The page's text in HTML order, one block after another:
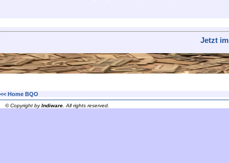
Jetzt
<< Home BQO
© Copyright byIndiware . All rights reserved.